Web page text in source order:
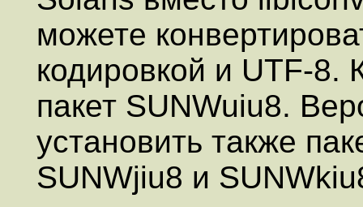
можете
кодировкой и UTF-
пакет SUNWuiu8.
установить также
SUNWjiu8 и